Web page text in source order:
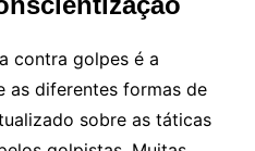
contra golpes é a
as diferentes formas de
sobre as táticas